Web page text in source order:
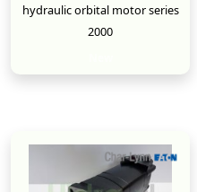
hydraulic orbital motor series
2000